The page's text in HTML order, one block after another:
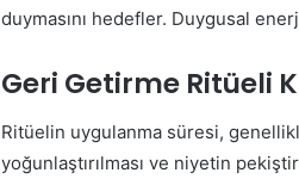
duymasını hedefler. Duygusal
Geri Getirme Ritüeli
Ritüelin uygulanma süresi,
yoğunlaştırılması ve niyetin